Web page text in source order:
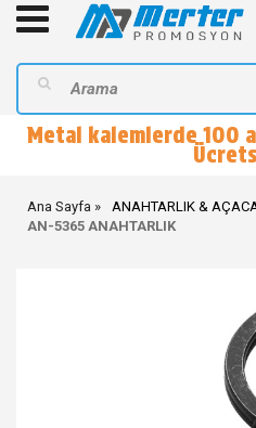
Metal kalemlerde 100
Ana Sayfa ANAHTARLIK &
AN-5365 ANAHTARLIK